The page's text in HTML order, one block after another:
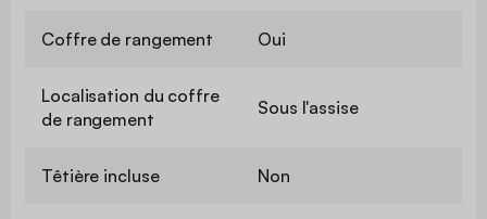
Coffre de rangement Oui
Localisation du coffre
de rangement
Sous l'assise
Têtière incluse Non